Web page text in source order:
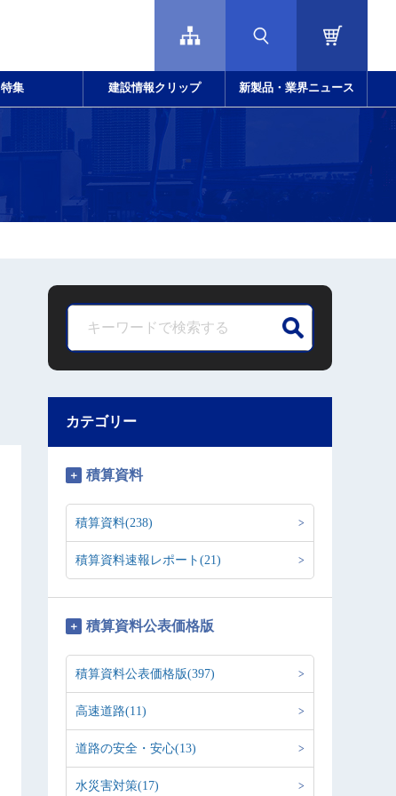
特集 建設情報クリップ 新製品・業界ニュース
カテゴリー
積算資料
積算資料(238)
積算資料速報レポート(21)
積算資料公表価格版
積算資料公表価格版(397)
高速道路(11)
道路の安全・安心(13)
水災害対策(17)